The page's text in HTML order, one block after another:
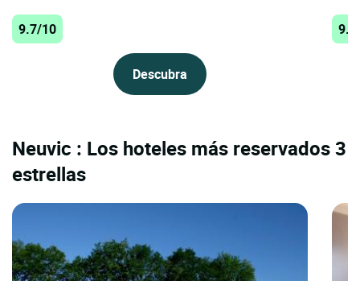
9.7/10
Descubra
Neuvic : Los hoteles más reservados 3
estrellas